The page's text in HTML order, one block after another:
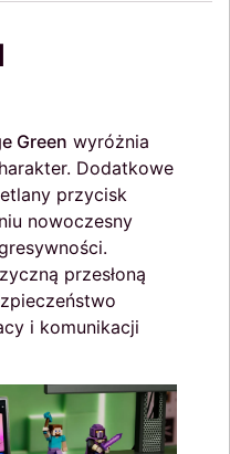
Green wyróżnia
Dodatkowe
przycisk
nowoczesny
przesłoną
i komunikacji